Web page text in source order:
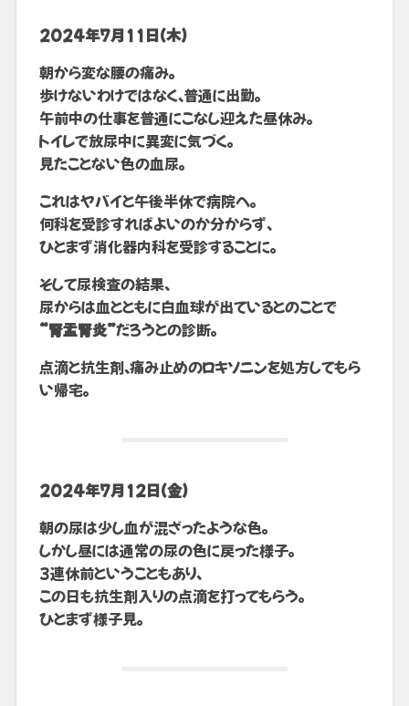
2024年7月11日(木)
朝から変な腰の痛み。
歩けないわけではなく、普通に出勤。
午前中の仕事を普通にこなし迎えた昼休み。
トイレで放尿中に異変に気づく。
見たことない色の血尿。
これはヤバイと午後半休で病院へ。
何科を受診すればよいのか分からず、
ひとまず消化器内科を受診することに。
そして尿検査の結果、
尿からは血とともに白血球が出ているとのことで
“腎盂腎炎”だろうとの診断。
点滴と抗生剤、痛み止めのロキソニンを処方してもら
い帰宅。
2024年7月12日(金)
朝の尿は少し血が混ざったような色。
しかし昼には通常の尿の色に戻った様子。
3連休前ということもあり、
この日も抗生剤入りの点滴を打ってもらう。
ひとまず様子見。